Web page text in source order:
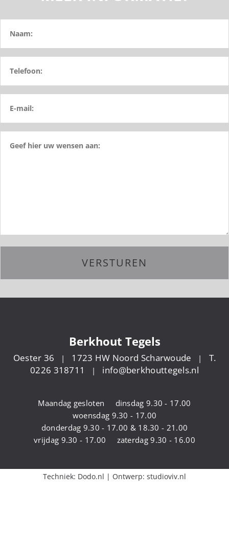
Berkhout Tegels
Oester 36 | 1723 HW Noord Scharwoude |
T.
0226 318711
| info@berkhouttegels.nl
Maandag gesloten
dinsdag 9.30 - 17.00
woensdag 9.30 - 17.00
donderdag 9.30 - 17.00 & 18.30 - 21.00
vrijdag 9.30 - 17.00
zaterdag 9.30 - 16.00
Techniek: Dodo.nl | Ontwerp: studioviv.nl